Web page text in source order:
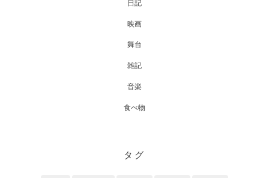
日記
映画
舞台
雑記
音楽
食べ物
タグ